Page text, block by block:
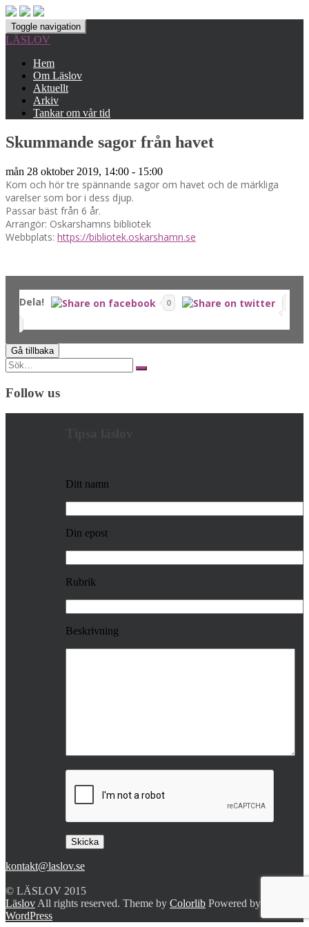
Toggle navigation
LÄSLOV
Hem
Om Läslov
Aktuellt
Arkiv
Tankar om vår tid
Skummande sagor från havet
mån 28 oktober 2019, 14:00 - 15:00
Kom och hör tre spännande sagor om havet och de märkliga
varelser som bor i dess djup.
Passar bäst från 6 år.
Arrangör: Oskarshamns bibliotek
Webbplats: https://bibliotek.oskarshamn.se
Dela! 0
Search
for:
Follow us
Ditt namn
Din epost
Rubrik
Beskrivning
kontakt@laslov.se
© LÄSLOV 2015
LäslovAll rights reserved. Theme by Colorlib Powered by
WordPress